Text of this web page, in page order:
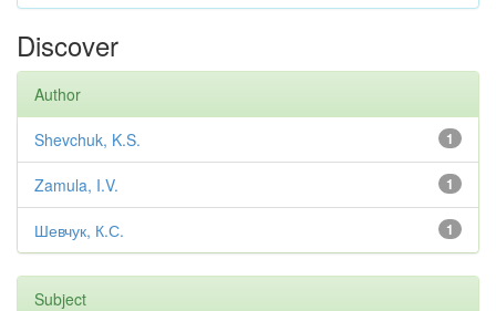
Discover
Author
1
Shevchuk, K.S.
1
Zamula, I.V.
1
Шевчук, К.С.
Subject